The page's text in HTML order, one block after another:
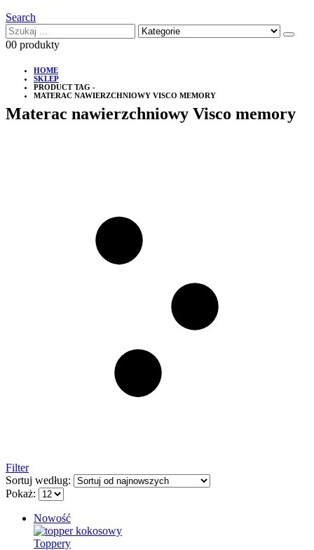
Search
00 produkty
HOME
SKLEP
PRODUCT TAG -
MATERAC NAWIERZCHNIOWY VISCO MEMORY
Materac nawierzchniowy Visco memory
Filter
Sortuj według:
Pokaż:
Nowość
Toppery